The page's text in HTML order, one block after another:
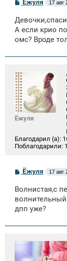
б
щ
н
е
Ёжуля 17 авг
А если крио
омс? Вроде
Ёжуля
Благодарил (а):
Поблагодарили:
С
б
щ
н
е
Ёжуля 17 авг
Волнистая,с
волнительный
дпп уже?